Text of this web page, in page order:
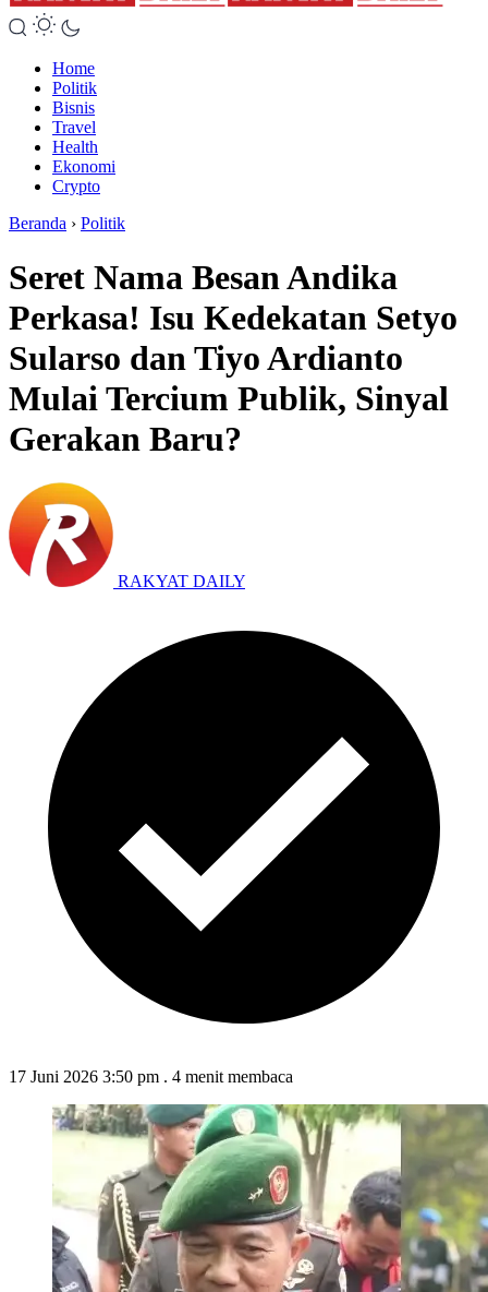
Home
Politik
Bisnis
Travel
Health
Ekonomi
Crypto
Beranda › Politik
Seret Nama Besan Andika
Perkasa! Isu Kedekatan Setyo
Sularso dan Tiyo Ardianto
Mulai Tercium Publik, Sinyal
Gerakan Baru?
RAKYAT DAILY
17 Juni 2026 3:50 pm . 4 menit membaca